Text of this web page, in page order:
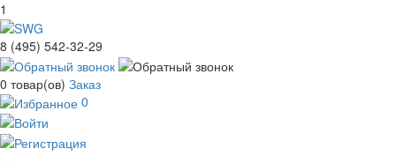
1
8 (495) 542-32-29
0 товар(ов) Заказ
0